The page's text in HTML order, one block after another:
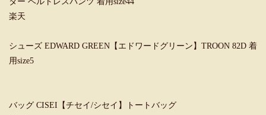
楽天
シューズ EDWARD GREEN【エドワードグリーン】TROON 82D 着
用size5
バッグ CISEI【チセイ/シセイ】トートバッグ